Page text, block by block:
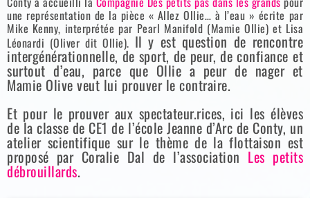
une représentation de la pièce « Allez Ollie… à l’eau » écrite par
Mike Kenny, interprétée par Pearl Manifold (Mamie Ollie) et Lisa
Léonardi (Oliver dit Ollie). Il y est question de rencontre
intergénérationnelle, de sport, de peur, de confiance et
surtout d’eau, parce que Ollie a peur de nager et
Mamie Olive veut lui prouver le contraire.
Et pour le prouver aux spectateur.rices, ici les élèves
de la classe de CE1 de l’école Jeanne d’Arc de Conty, un
atelier scientifique sur le thème de la flottaison est
proposé par Coralie Dal de l’association Les petits
débrouillards.